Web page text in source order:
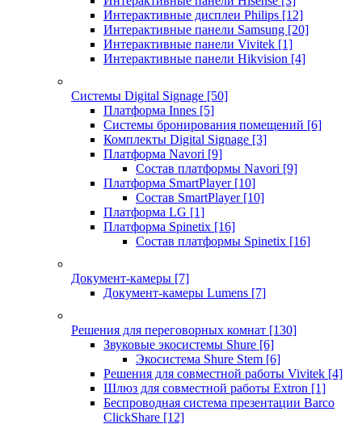
Интерактивные дисплеи Philips [12]
Интерактивные панели Samsung [20]
Интерактивные панели Vivitek [1]
Интерактивные панели Hikvision [4]
Системы Digital Signage [50]
Платформа Innes [5]
Системы бронирования помещений [6]
Комплекты Digital Signage [3]
Платформа Navori [9]
Состав платформы Navori [9]
Платформа SmartPlayer [10]
Состав SmartPlayer [10]
Платформа LG [1]
Платформа Spinetix [16]
Состав платформы Spinetix [16]
Документ-камеры [7]
Документ-камеры Lumens [7]
Решения для переговорных комнат [130]
Звуковые экосистемы Shure [6]
Экосистема Shure Stem [6]
Решения для совместной работы Vivitek [4]
Шлюз для совместной работы Extron [1]
Беспроводная система презентации Barco
ClickShare [12]